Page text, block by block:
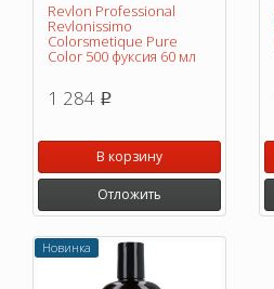
Revlon Professional
Revlonissimo
Colorsmetique Pure
Color 500 фуксия 60 мл
1 284 p
В корзину
Отложить
Новинка